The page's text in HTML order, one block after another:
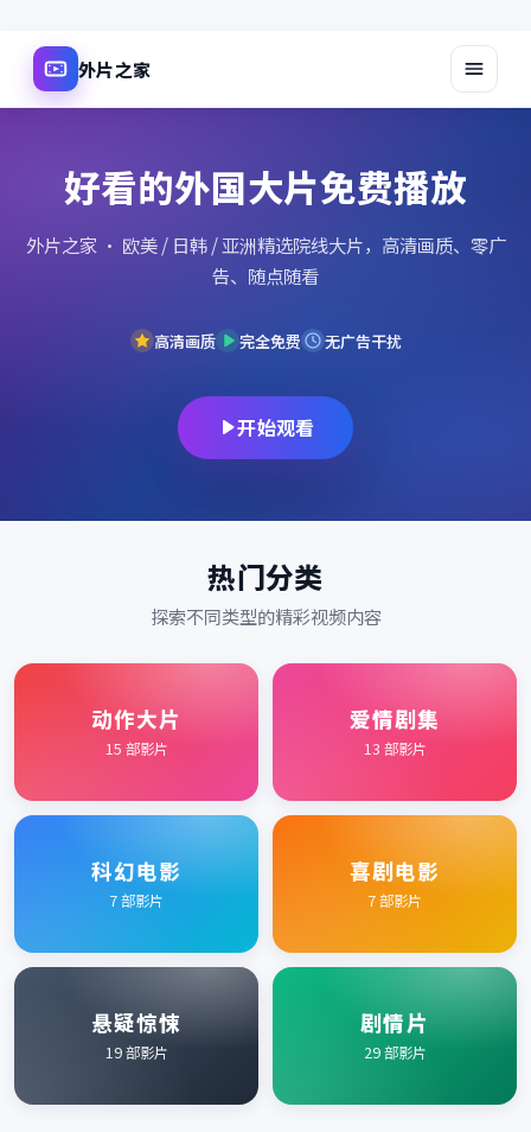
外片之家
好看的外国大片免费播放
外片之家 · 欧美 / 日韩 / 亚洲精选院线大片，高清画质、零广
告、随点随看
高清画质 完全免费 无广告干扰
开始观看
热门分类
探索不同类型的精彩视频内容
动作大片
15 部影片
爱情剧集
13 部影片
科幻电影
7部影片
喜剧电影
7部影片
悬疑惊悚
19部影片
剧情片
29部影片